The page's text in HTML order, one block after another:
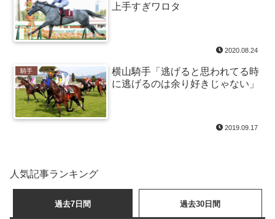
上手すぎワロタ
2020.08.24
騎手
横山騎手「逃げると思われてる時
に逃げるのは余り好きじゃない」
2019.09.17
人気記事ランキング
過去7日間 過去30日間